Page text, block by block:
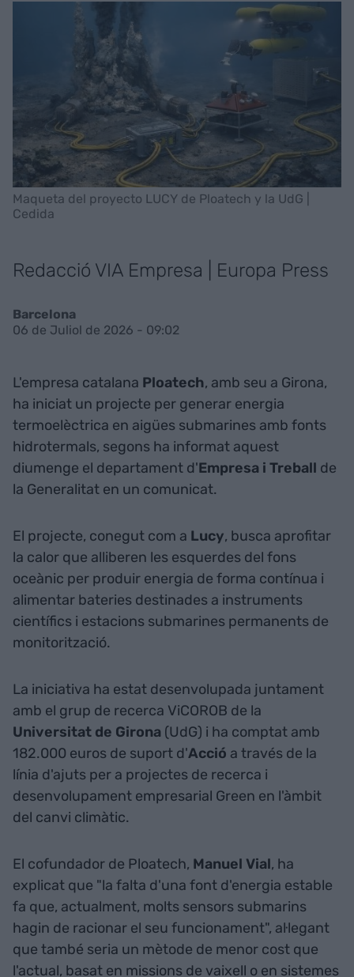
Maqueta del proyecto LUCY de Ploatech y la UdG |
Cedida
Redacció VIA Empresa | Europa Press
Barcelona
06 de Juliol de 2026 - 09:02
L'empresa catalana Ploatech, amb seu a Girona,
ha iniciat un projecte per generar energia
termoelèctrica en aigües submarines amb fonts
hidrotermals, segons ha informat aquest
diumenge el departament d'Empresa i Treball de
la Generalitat en un comunicat.
El projecte, conegut com a Lucy, busca aprofitar
la calor que alliberen les esquerdes del fons
oceànic per produir energia de forma contínua i
alimentar bateries destinades a instruments
científics i estacions submarines permanents de
monitorització.
La iniciativa ha estat desenvolupada juntament
amb el grup de recerca ViCOROB de la
Universitat de Girona (UdG) i ha comptat amb
182.000 euros de suport d'Acció a través de la
línia d'ajuts per a projectes de recerca i
desenvolupament empresarial Green en l'àmbit
del canvi climàtic.
El cofundador de Ploatech, Manuel Vial, ha
explicat que "la falta d'una font d'energia estable
fa que, actualment, molts sensors submarins
hagin de racionar el seu funcionament", al·legant
que també seria un mètode de menor cost que
l'actual, basat en missions de vaixell o en sistemes